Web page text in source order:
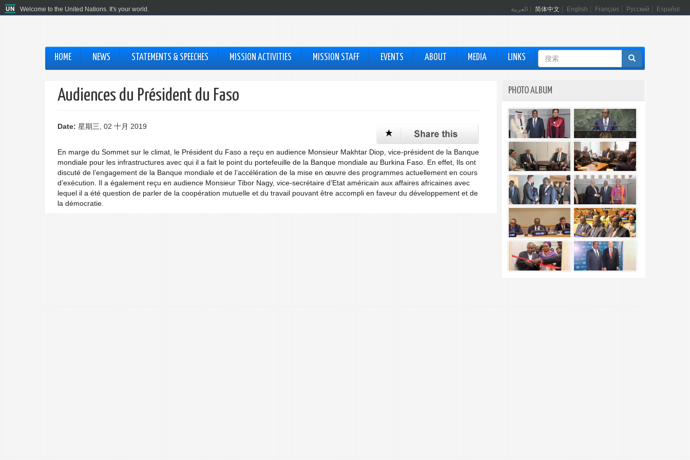
Welcome to the United Nations. It's your world. العربية 简体中文 English Français Русский Español
HOME NEWS STATEMENTS & SPEECHES MISSION ACTIVITIES MISSION STAFF EVENTS ABOUT MEDIA LINKS
搜
索
表
单
Audiences du Président du Faso
Date: 星期三, 02 十月 2019
En marge du Sommet sur le climat, le Président du Faso a reçu en audience Monsieur Makhtar Diop, vice-président de la Banque
mondiale pour les infrastructures avec qui il a fait le point du portefeuille de la Banque mondiale au Burkina Faso. En effet, Ils ont
discuté de l’engagement de la Banque mondiale et de l’accélération de la mise en œuvre des programmes actuellement en cours
d’exécution. Il a également reçu en audience Monsieur Tibor Nagy, vice-secrétaire d’Etat américain aux affaires africaines avec
lequel il a été question de parler de la coopération mutuelle et du travail pouvant être accompli en faveur du développement et de
la démocratie.
PHOTO ALBUM